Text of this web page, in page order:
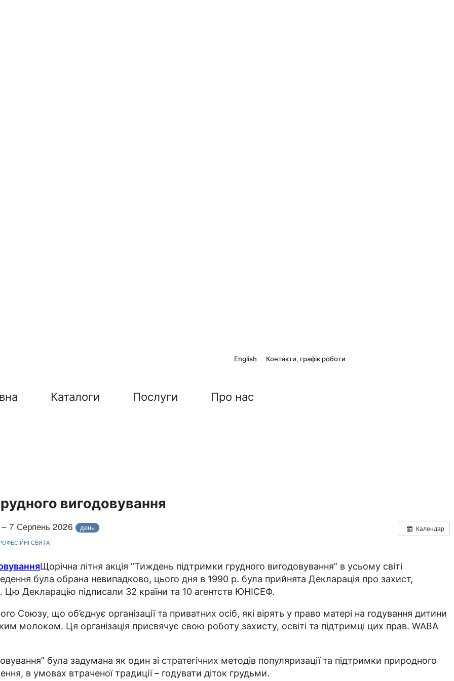
English Контакти, графік роботи
Каталоги Послуги Про нас
вигодовування
Календар
7 Серпень 2026 день
СВЯТА
Щорічна літня акція “Тиждень підтримки грудного вигодовування” в усьому світі
була обрана невипадково, цього дня в 1990 р. була прийнята Декларація про захист,
Цю Декларацію підписали 32 країни та 10 агентств ЮНІСЕФ.
Союзу, що об’єднує організації та приватних осіб, які вірять у право матері на годування дитини
молоком. Ця організація присвячує свою роботу захисту, освіті та підтримці цих прав. WABA
була задумана як один зі стратегічних методів популяризації та підтримки природного
в умовах втраченої традиції – годувати діток грудьми.